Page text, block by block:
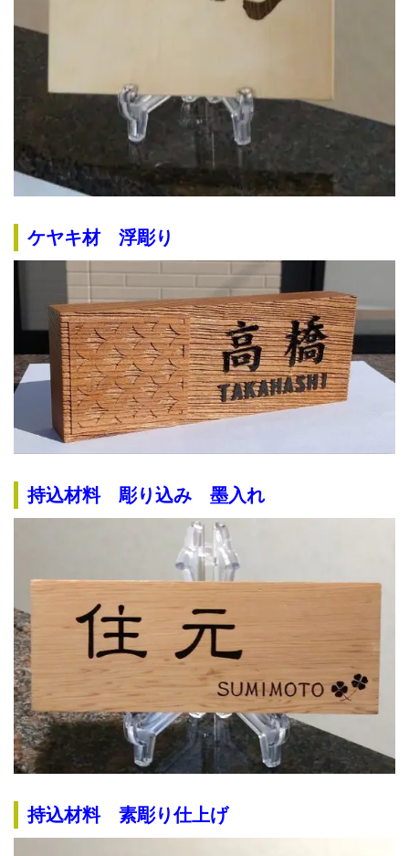
ケヤキ材 浮彫り
持込材料 彫り込み 墨入れ
持込材料 素彫り仕上げ